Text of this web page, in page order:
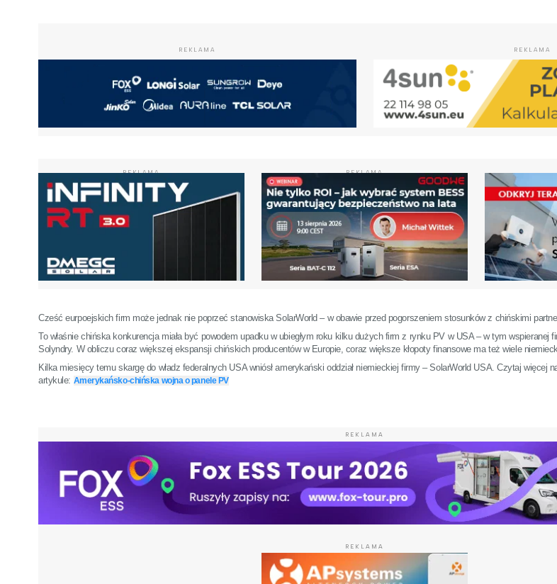
REKLAMA REKLAMA
REKLAMA REKLAMA
Cześć eurpoejskich firm może jednak nie poprzeć stanowiska SolarWorld – w obawie przed pogorszeniem stosunków z chińskimi
To właśnie chińska konkurencja miała być powodem upadku w ubiegłym roku kilku dużych firm z rynku PV w USA – w tym wspieranej
Solyndry. W obliczu coraz większej ekspansji chińskich producentów w Europie, coraz większe kłopoty finansowe ma też wiele
Kilka miesięcy temu skargę do władz federalnych USA wniósł amerykański oddział niemieckiej firmy – SolarWorld USA. Czytaj więcej
artykule: Amerykańsko-chińska wojna o panele PV
REKLAMA
REKLAMA